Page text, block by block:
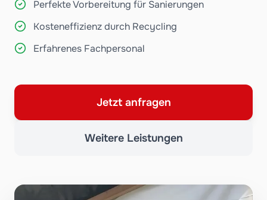
Perfekte Vorbereitung für Sanierungen
Kosteneffizienz durch Recycling
Erfahrenes Fachpersonal
Jetzt anfragen
Weitere Leistungen